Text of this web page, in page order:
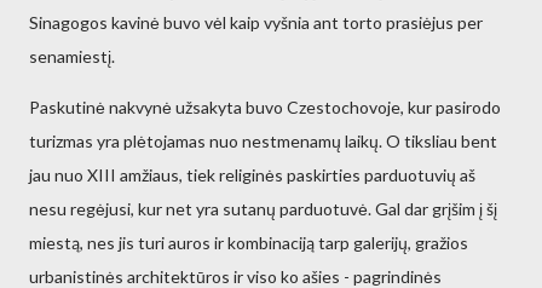
Sinagogos kavinė buvo vėl kaip vyšnia ant torto prasiėjus per
senamiestį.
Paskutinė nakvynė užsakyta buvo Czestochovoje, kur pasirodo
turizmas yra plėtojamas nuo nestmenamų laikų. O tiksliau bent
jau nuo XIII amžiaus, tiek religinės paskirties parduotuvių aš
nesu regėjusi, kur net yra sutanų parduotuvė. Gal dar grįšim į šį
miestą, nes jis turi auros ir kombinaciją tarp galerijų, gražios
urbanistinės architektūros ir viso ko ašies - pagrindinės